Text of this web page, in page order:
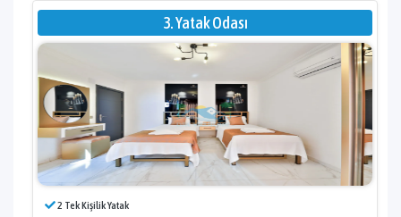
3. Yatak Odası
2 Tek Kişilik Yatak